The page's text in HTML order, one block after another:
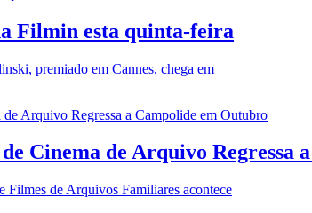
Filmin esta quinta-feira
premiado em Cannes, chega em
Cinema de Arquivo Regressa
de Arquivos Familiares acontece